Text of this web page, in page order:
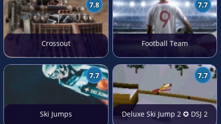
7.8
Crossout
7.7
Football Team
7.7
Ski Jumps
7.7
Deluxe Ski Jump 2 ✪ DSJ 2